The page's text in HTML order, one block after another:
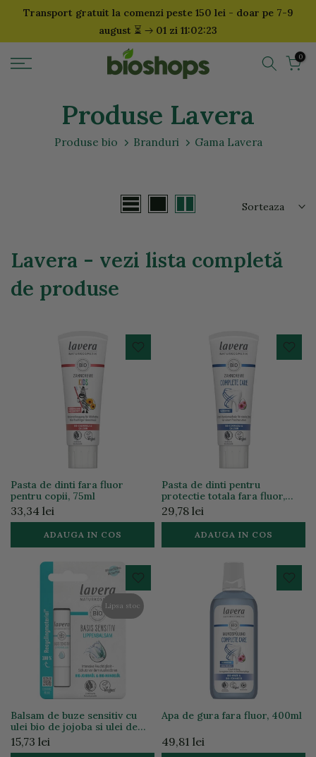
SariTransport gratuit la comenzi peste 150 lei - doar pe 7-9
august ⏳ 01 zi 11:02:22
0
Produse Lavera
Produse bio Branduri Gama Lavera
Sorteaza
Lavera - vezi lista completă
de produse
Pasta de dinti fara fluor
pentru copii, 75ml
33,34 lei
ADAUGA IN COS
Pasta de dinti pentru
protectie totala fara fluor,
75ml
29,78 lei
ADAUGA IN COS
Lipsa stoc
Balsam de buze sensitiv cu
ulei bio de jojoba si ulei de
migdale bio, 4.5g
15,73 lei
Apa de gura fara fluor, 400ml
49,81 lei